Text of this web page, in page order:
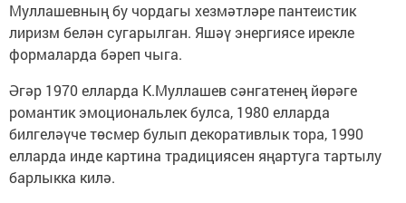
Муллашевның бу чордагы хезмәтләре пантеистик
лиризм белән сугарылган. Яшәү энергиясе ирекле
формаларда бәреп чыга.
Әгәр 1970 елларда К.Муллашев сәнгатенең йөрәге
романтик эмоциональлек булса, 1980 елларда
билгеләүче төсмер булып декоративлык тора, 1990
елларда инде картина традициясен яңартуга тартылу
барлыкка килә.